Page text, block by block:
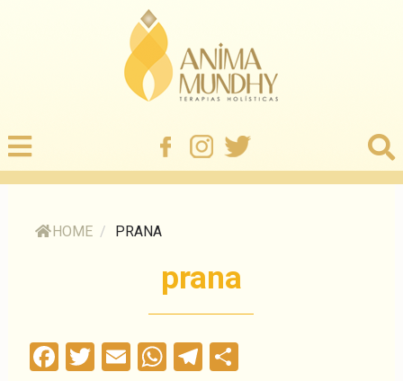
HOME / PRANA
prana
Facebook
Twitter
EmailWhatsApp
Telegram